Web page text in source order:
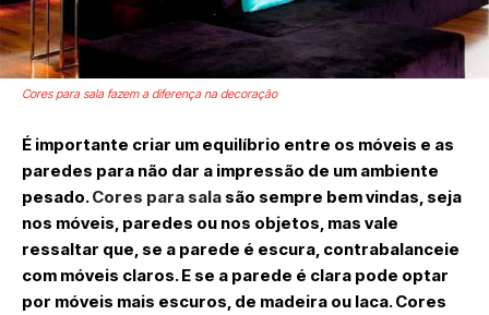
Cores para sala fazem a diferença na decoração
É importante criar um equilíbrio entre os móveis e as
paredes para não dar a impressão de um ambiente
pesado.Cores para sala são sempre bem vindas, seja
nos móveis, paredes ou nos objetos, mas vale
ressaltar que, se a parede é escura, contrabalanceie
com móveis claros. E se a parede é clara pode optar
por móveis mais escuros, de madeira ou laca. Cores